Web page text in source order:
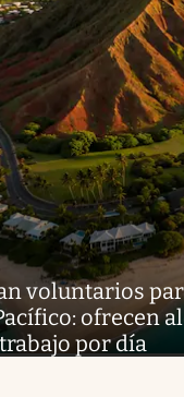
voluntarios
ofrecen
por día